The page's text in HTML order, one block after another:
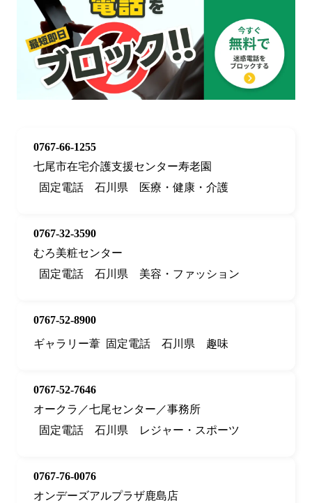
0767-66-1255
七尾市在宅介護支援センター寿老園
固定電話
石川県 医療・健康・介護
0767-32-3590
むろ美粧センター
固定電話
石川県 美容・ファッション
0767-52-8900
ギャラリー葦 固定電話 石川県 趣味
0767-52-7646
オークラ／七尾センター／事務所
固定電話
石川県 レジャー・スポーツ
0767-76-0076
オンデーズアルプラザ鹿島店